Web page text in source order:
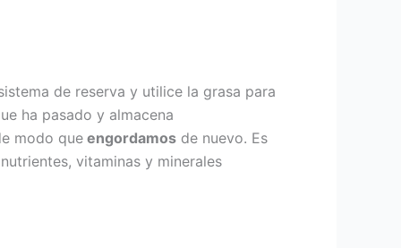
de reserva y utilice la grasa para
ha pasado y almacena
modo que engordamos de nuevo. Es
vitaminas y minerales